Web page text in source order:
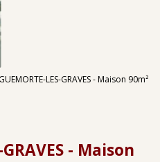
LES-GRAVES - Maison 90m²
- Maison